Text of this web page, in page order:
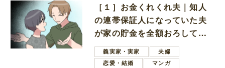
［１］お金くれくれ夫｜知人
の連帯保証人になっていた夫
が家の貯金を全額おろしてほ
しいと言ってきた
義実家・実家
夫婦
恋愛・結婚
マンガ